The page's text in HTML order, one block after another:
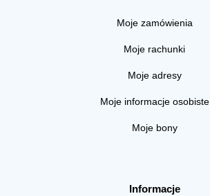
Moje zamówienia
Moje rachunki
Moje adresy
Moje informacje osobiste
Moje bony
Informacje